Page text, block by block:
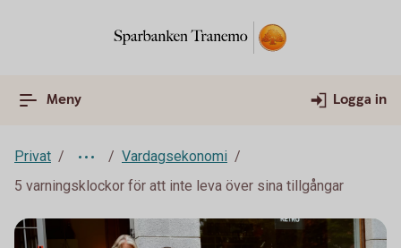
Meny Logga in
Privat
Vardagsekonomi
5 varningsklockor för att inte leva över sina tillgångar